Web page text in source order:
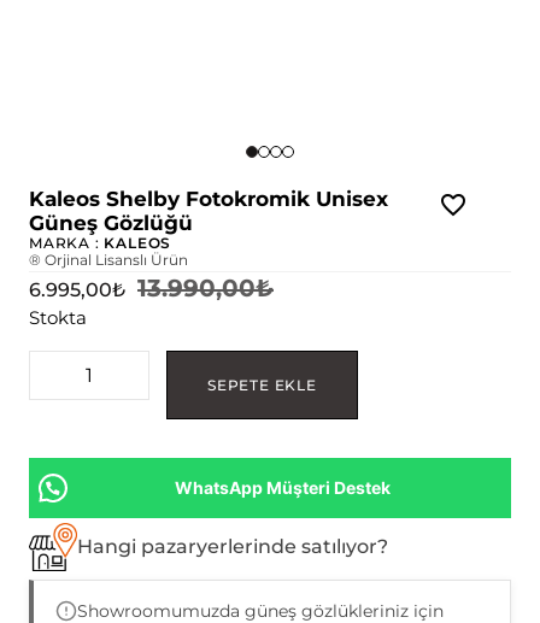
Kaleos Shelby Fotokromik Unisex
Güneş Gözlüğü
MARKA : KALEOS
® Orjinal Lisanslı Ürün
13.990,00₺
6.995,00₺
Stokta
SEPETE EKLE
WhatsApp Müşteri Destek
Hangi pazaryerlerinde satılıyor?
Showroomumuzda güneş gözlükleriniz için